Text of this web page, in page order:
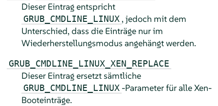
Dieser Eintrag entspricht
GRUB_CMDLINE_LINUX , jedoch mit dem
Unterschied, dass die Einträge nur im
Wiederherstellungsmodus angehängt werden.
GRUB_CMDLINE_LINUX_XEN_REPLACE
Dieser Eintrag ersetzt sämtliche
GRUB_CMDLINE_LINUX -Parameter für alle Xen-
Booteinträge.